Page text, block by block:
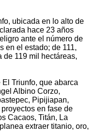
ubicada en lo alto de
hace 23 años
ante el número de
en el estado; de 111,
de 119 mil hectáreas,
Triunfo, que abarca
Albino Corzo,
Pipijiapan,
en fase de
Cacaos, Titán, La
extraer titanio, oro,